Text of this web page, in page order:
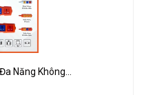
Năng Không...